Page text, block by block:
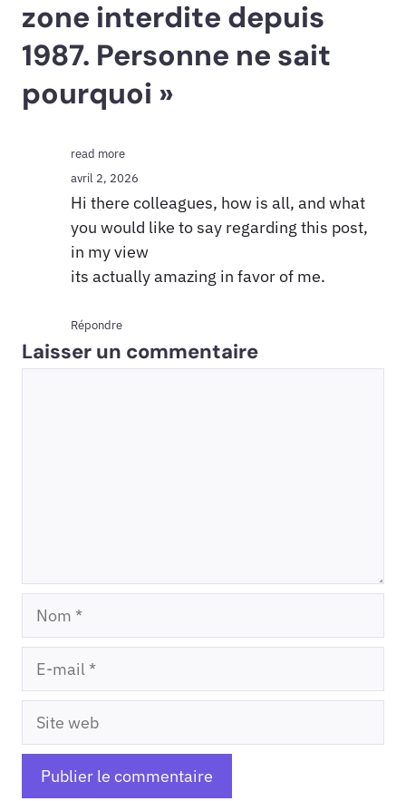
zone interdite depuis
1987. Personne ne sait
pourquoi »
read more
avril 2, 2026
Hi there colleagues, how is all, and what
you would like to say regarding this post,
in my view
its actually amazing in favor of me.
Répondre
Laisser un commentaire
Nom
Site